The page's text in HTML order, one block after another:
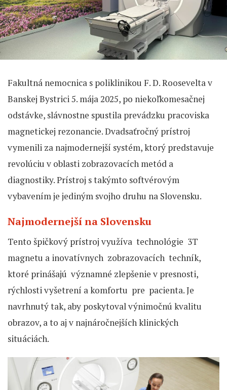
Fakultná nemocnica s poliklinikou F. D. Roosevelta v
Banskej Bystrici 5. mája 2025, po niekoľkomesačnej
odstávke, slávnostne spustila prevádzku pracoviska
magnetickej rezonancie. Dvadsaťročný prístroj
vymenili za najmodernejší systém, ktorý predstavuje
revolúciu v oblasti zobrazovacích metód a
diagnostiky. Prístroj s takýmto softvérovým
vybavením je jediným svojho druhu na Slovensku.
Najmodernejší na Slovensku
Tento špičkový prístroj využíva technológie 3T
magnetu a inovatívnych zobrazovacích techník,
ktoré prinášajú významné zlepšenie v presnosti,
rýchlosti vyšetrení a komfortu pre pacienta. Je
navrhnutý tak, aby poskytoval výnimočnú kvalitu
obrazov, a to aj v najnáročnejších klinických
situáciách.